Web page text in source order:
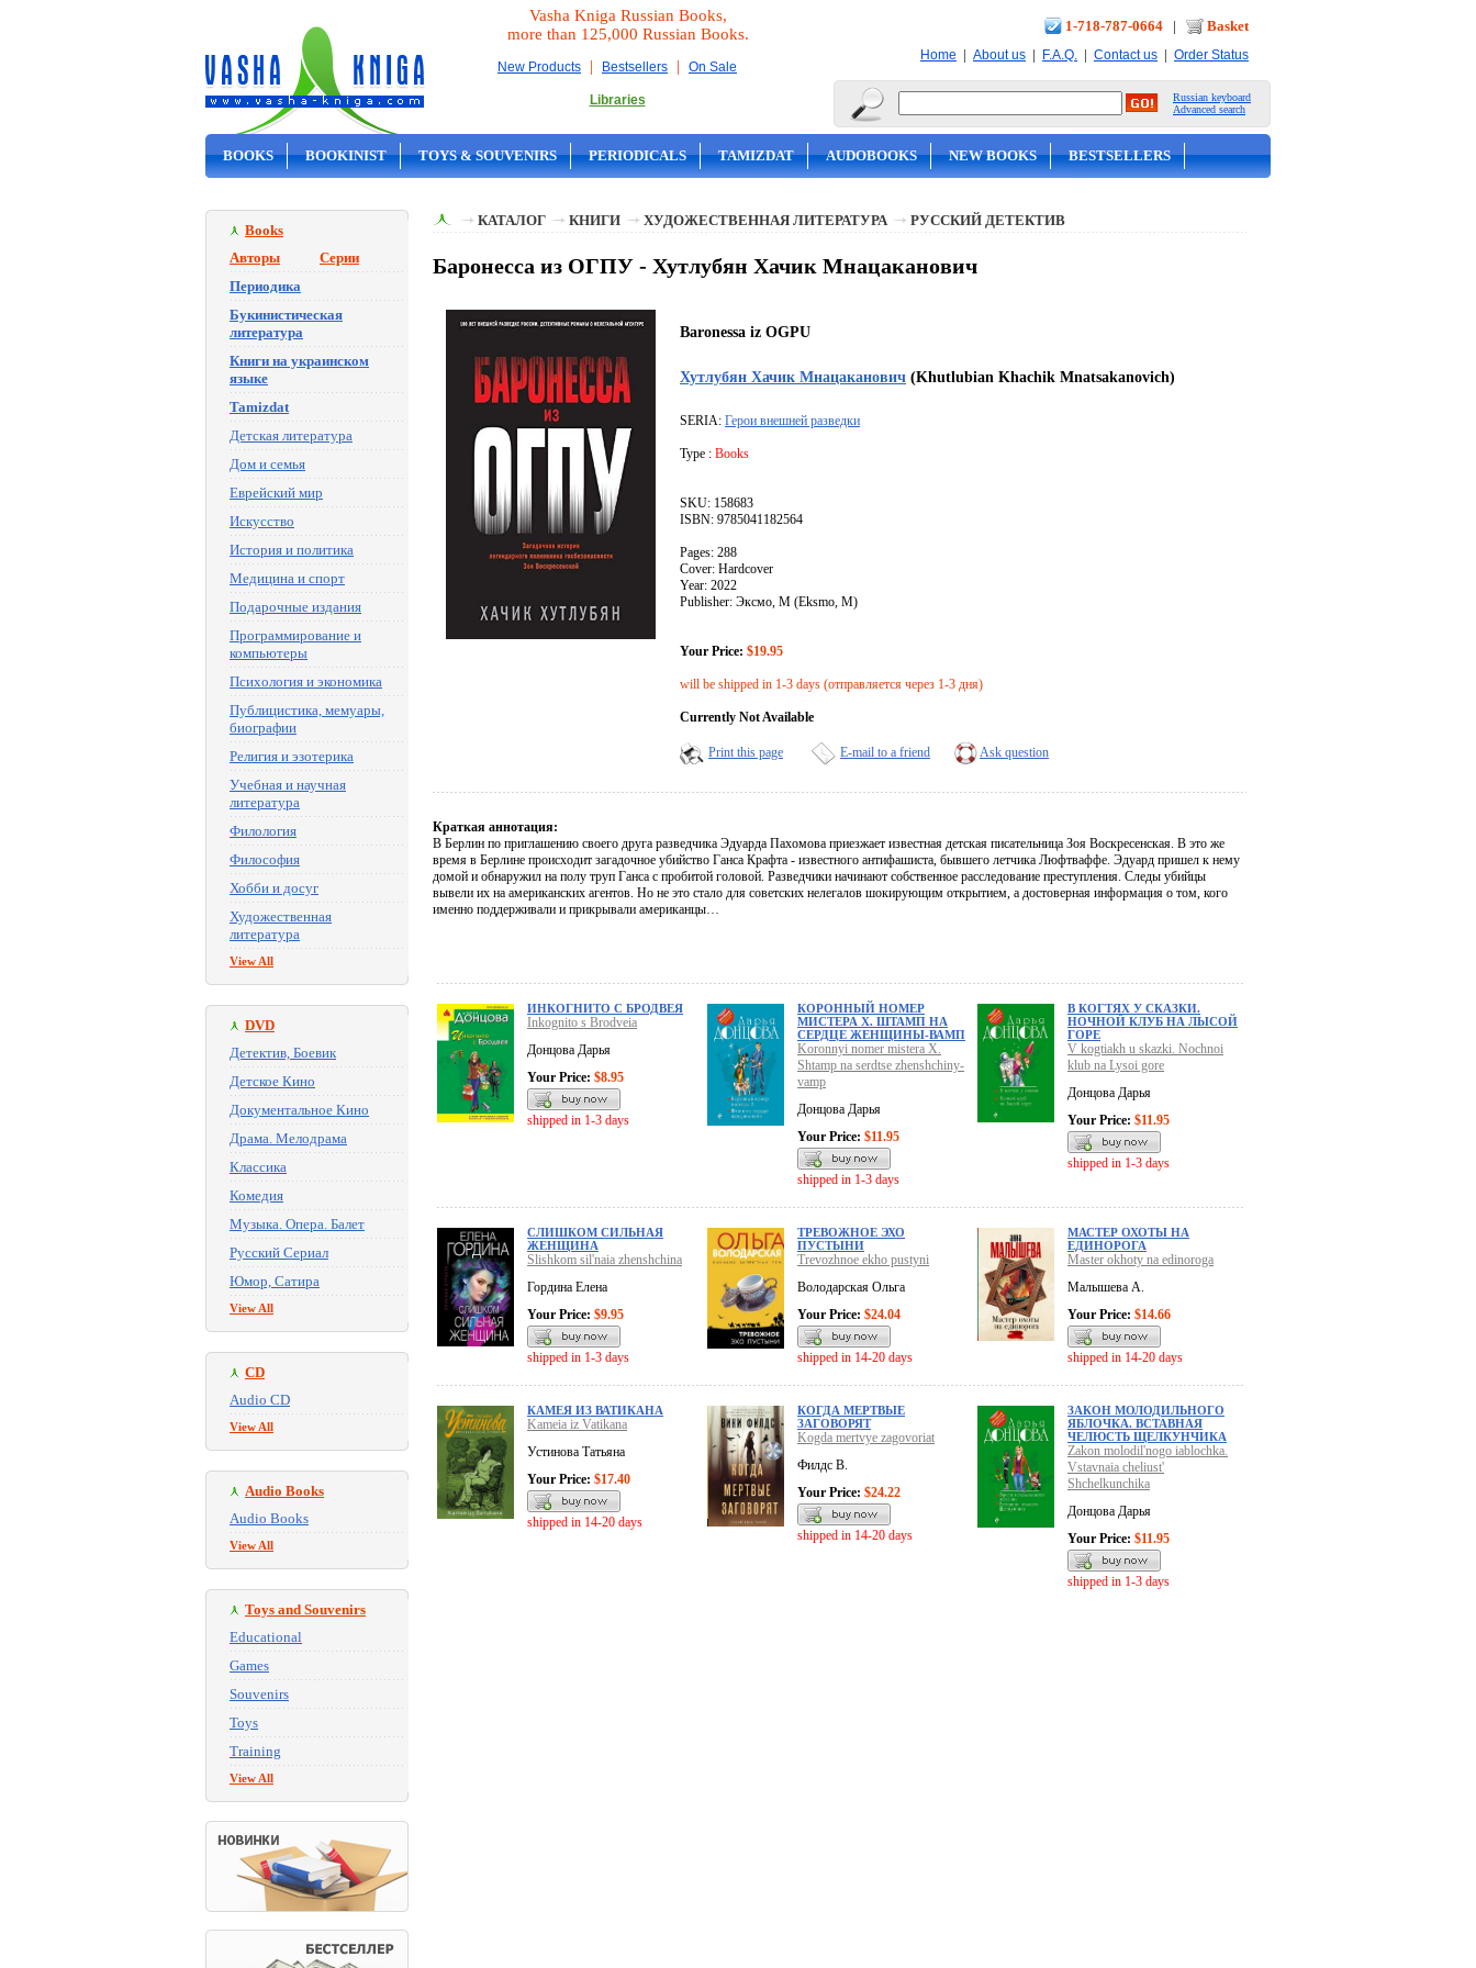
Vasha Kniga Russian Books,
more than 125,000 Russian Books.
New Products | Bestsellers | On Sale
Libraries
1-718-787-0664 | Basket
Home | About us | F.A.Q. | Contact us | Order Status
Russian keyboard
Advanced search
BOOKS BOOKINIST TOYS & SOUVENIRS PERIODICALS TAMIZDAT AUDOBOOKS NEW BOOKS BESTSELLERS
Books
Авторы
Серии
Периодика
Букинистическая
литература
Книги на украинском
языке
Tamizdat
Детская литература
Дом и семья
Еврейский мир
Искусство
История и политика
Медицина и спорт
Подарочные издания
Программирование и
компьютеры
Психология и экономика
Публицистика, мемуары,
биографии
Религия и эзотерика
Учебная и научная
литература
Филология
Философия
Хобби и досуг
Художественная
литература
View All
DVD
Детектив, Боевик
Детское Кино
Документальное Кино
Драма. Мелодрама
Классика
Комедия
Музыка. Опера. Балет
Русский Сериал
Юмор, Сатира
View All
CD
Audio CD
View All
Audio Books
Audio Books
View All
Toys and Souvenirs
Educational
Games
Souvenirs
Toys
Training
View All
КАТАЛОГ КНИГИ ХУДОЖЕСТВЕННАЯ ЛИТЕРАТУРА РУССКИЙ ДЕТЕКТИВ
Баронесса из ОГПУ - Хутлубян Хачик Мнацаканович
Baronessa iz OGPU
Хутлубян Хачик Мнацаканович (Khutlubian Khachik Mnatsakanovich)
SERIA: Герои внешней разведки
Type : Books
SKU: 158683
ISBN: 9785041182564
Pages: 288
Cover: Hardcover
Year: 2022
Publisher: Эксмо, М (Eksmo, M)
Your Price: $19.95
will be shipped in 1-3 days (отправляется через 1-3 дня)
Currently Not Available
Print this page E-mail to a friend Ask question
Краткая аннотация:
В Берлин по приглашению своего друга разведчика Эдуарда Пахомова приезжает известная детская писательница Зоя Воскресенская. В это же
время в Берлине происходит загадочное убийство Ганса Крафта - известного антифашиста, бывшего летчика Люфтваффе. Эдуард пришел к нему
домой и обнаружил на полу труп Ганса с пробитой головой. Разведчики начинают собственное расследование преступления. Следы убийцы
вывели их на американских агентов. Но не это стало для советских нелегалов шокирующим открытием, а достоверная информация о том, кого
именно поддерживали и прикрывали американцы…
ИНКОГНИТО С БРОДВЕЯ
Inkognito s Brodveia
Донцова Дарья
Your Price: $8.95
shipped in 1-3 days
КОРОННЫЙ НОМЕР
МИСТЕРА X. ШТАМП НА
СЕРДЦЕ ЖЕНЩИНЫ-ВАМП
Koronnyi nomer mistera X.
Shtamp na serdtse zhenshchiny-
vamp
Донцова Дарья
Your Price: $11.95
shipped in 1-3 days
В КОГТЯХ У СКАЗКИ.
НОЧНОЙ КЛУБ НА ЛЫСОЙ
ГОРЕ
V kogtiakh u skazki. Nochnoi
klub na Lysoi gore
Донцова Дарья
Your Price: $11.95
shipped in 1-3 days
СЛИШКОМ СИЛЬНАЯ
ЖЕНЩИНА
Slishkom sil'naia zhenshchina
Гордина Елена
Your Price: $9.95
shipped in 1-3 days
ТРЕВОЖНОЕ ЭХО
ПУСТЫНИ
Trevozhnoe ekho pustyni
Володарская Ольга
Your Price: $24.04
shipped in 14-20 days
МАСТЕР ОХОТЫ НА
ЕДИНОРОГА
Master okhoty na edinoroga
Малышева А.
Your Price: $14.66
shipped in 14-20 days
КАМЕЯ ИЗ ВАТИКАНА
Kameia iz Vatikana
Устинова Татьяна
Your Price: $17.40
shipped in 14-20 days
КОГДА МЕРТВЫЕ
ЗАГОВОРЯТ
Kogda mertvye zagovoriat
Филдс В.
Your Price: $24.22
shipped in 14-20 days
ЗАКОН МОЛОДИЛЬНОГО
ЯБЛОЧКА. ВСТАВНАЯ
ЧЕЛЮСТЬ ЩЕЛКУНЧИКА
Zakon molodil'nogo iablochka.
Vstavnaia cheliust'
Shchelkunchika
Донцова Дарья
Your Price: $11.95
shipped in 1-3 days